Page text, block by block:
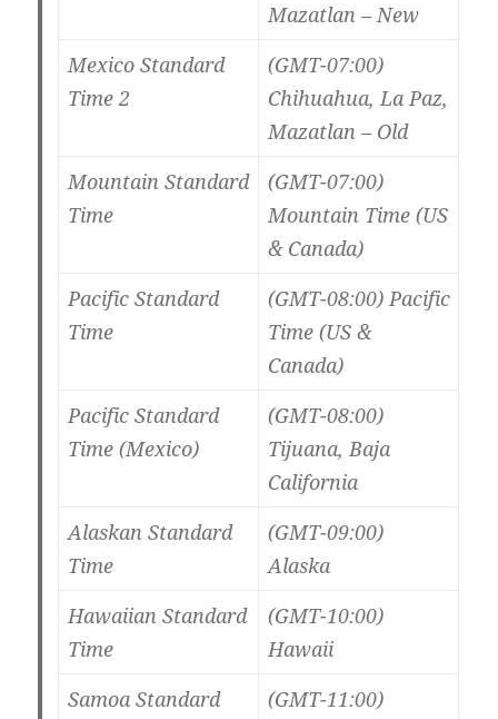
Mazatlan – New
Mexico Standard
Time 2
(GMT-07:00)
Chihuahua, La Paz,
Mazatlan – Old
Mountain Standard
Time
(GMT-07:00)
Mountain Time (US
& Canada)
Pacific Standard
Time
(GMT-08:00) Pacific
Time (US &
Canada)
Pacific Standard
Time (Mexico)
(GMT-08:00)
Tijuana, Baja
California
Alaskan Standard
Time
(GMT-09:00)
Alaska
Hawaiian Standard
Time
(GMT-10:00)
Hawaii
Samoa Standard
(GMT-11:00)